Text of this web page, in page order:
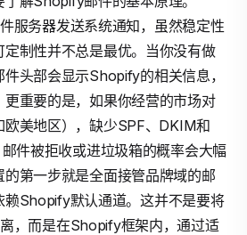
服务器发送系统通知，虽然稳定性
制性并不总是最优。当你没有做
头部会显示Shopify的相关信息，
重要的是，如果你经营的市场对
欧美地区），缺少SPF、DKIM和
件被拒收或进垃圾箱的概率会大幅
第一步就是全面接管品牌域的邮
赖Shopify默认通道。这并不是要将
，而是在Shopify框架内，通过适